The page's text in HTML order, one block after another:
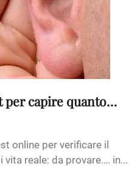
per capire quanto…
online per verificare il
reale: da provare…. in...